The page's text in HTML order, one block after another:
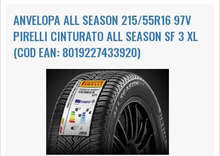
ANVELOPA ALL SEASON 215/55R16 97V
PIRELLI CINTURATO ALL SEASON SF 3 XL
(COD EAN: 8019227433920)